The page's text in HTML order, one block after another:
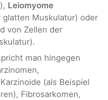
Leiomyome
glatten Muskulatur) oder
von Zellen der
man hingegen
(als Beispiel
Fibrosarkomen,